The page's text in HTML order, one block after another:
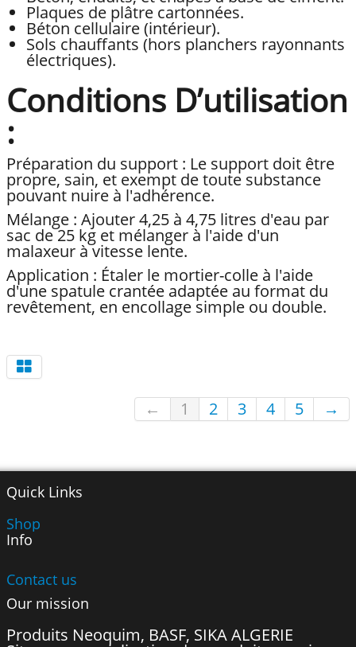
Plaques de plâtre cartonnées.
Béton cellulaire (intérieur).
Sols chauffants (hors planchers rayonnants
électriques).
Conditions D’utilisation
:
Préparation du support : Le support doit être
propre, sain, et exempt de toute substance
pouvant nuire à l'adhérence.
Mélange : Ajouter 4,25 à 4,75 litres d'eau par
sac de 25 kg et mélanger à l'aide d'un
malaxeur à vitesse lente.
Application : Étaler le mortier-colle à l'aide
d'une spatule crantée adaptée au format du
revêtement, en encollage simple ou double.
← 1 2 3 4 5 →
Quick Links
Shop
Info
Contact us
Our mission
Produits Neoquim, BASF, SIKA ALGERIE